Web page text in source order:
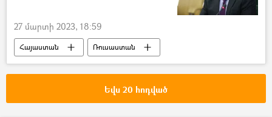
27 մարտի 2023, 18:59
Հայաստան
Ռուսաստան
Վաղարշակ Հարությունյան
Եվս 20 հոդված